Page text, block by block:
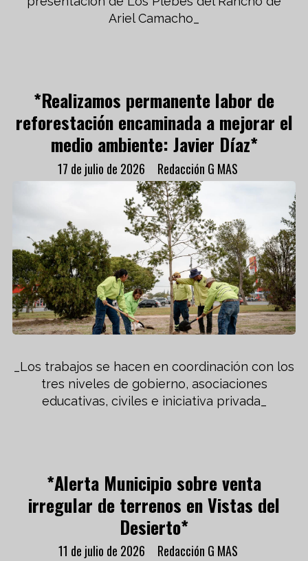
Ariel Camacho_
*Realizamos permanente labor de
reforestación encaminada a mejorar el
medio ambiente: Javier Díaz*
Redacción G MAS
17 de julio de 2026
_Los trabajos se hacen en coordinación con los
tres niveles de gobierno, asociaciones
educativas, civiles e iniciativa privada_
*Alerta Municipio sobre venta
irregular de terrenos en Vistas del
Desierto*
Redacción G MAS
11 de julio de 2026